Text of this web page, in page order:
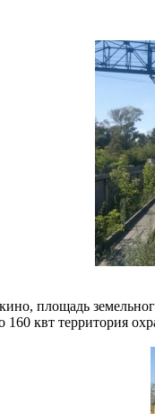
площадь
квт территория